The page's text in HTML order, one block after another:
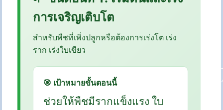
การเจริญเติบโต
สำหรับพืชที่เพิ่งปลูกหรือต้องการเร่งโต เร่ง
ราก เร่งใบเขียว
🎯 เป้าหมายขั้นตอนนี้
ช่วยให้พืชมีรากแข็งแรง ใบ